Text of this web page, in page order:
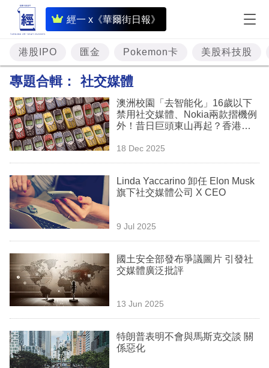
經一 x《華爾街日報》
即
時
財
經
題
投
資
樓
市
理
商
業
科
技
職
場
港股IPO 匯金 Pokemon卡 美股科技股
專題合輯： 社交媒體
澳洲校園「去智能化」16歲以下
禁用社交媒體、Nokia兩款摺機例
外！昔日巨頭東山再起？香港學
18 Dec 2025
Linda Yaccarino 卸任 Elon Musk
旗下社交媒體公司 X CEO
9 Jul 2025
國土安全部發布爭議圖片 引發社
交媒體廣泛批評
13 Jun 2025
特朗普表明不會與馬斯克交談 關
係惡化